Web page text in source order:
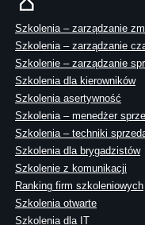
Szkolenia – zarządzanie
Szkolenia – zarządzanie
Szkolenie – zarządzanie
Szkolenia dla kierowników
Szkolenia asertywność
Szkolenia – menedżer
Szkolenia – techniki
Szkolenia dla brygadzistów
Szkolenie z komunikacji
Ranking firm szkoleniowych
Szkolenia otwarte
Szkolenia dla IT